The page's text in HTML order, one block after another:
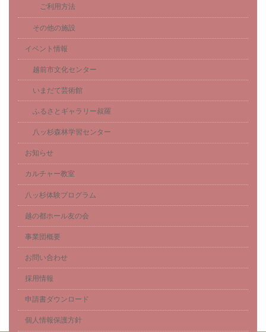
ご利用方法
その他の施設
イベント情報
越前市文化センター
いまだて芸術館
ふるさとギャラリー叔羅
八ッ杉森林学習センター
お知らせ
カルチャー教室
八ッ杉体験プログラム
越の都ホール友の会
事業団概要
お問い合わせ
採用情報
申請書ダウンロード
個人情報保護方針